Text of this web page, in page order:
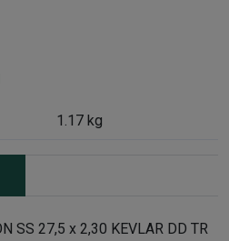
1.17 kg
SS 27,5 x 2,30 KEVLAR DD TR